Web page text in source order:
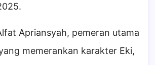
Apriansyah, pemeran utama
memerankan karakter Eki,